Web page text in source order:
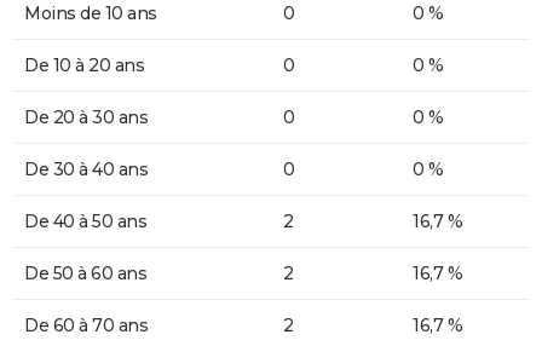
Moins de 10 ans 0 0 %
De 10 à 20 ans 0 0 %
De 20 à 30 ans 0 0 %
De 30 à 40 ans 0 0 %
De 40 à 50 ans 2 16,7 %
De 50 à 60 ans 2 16,7 %
De 60 à 70 ans 2 16,7 %